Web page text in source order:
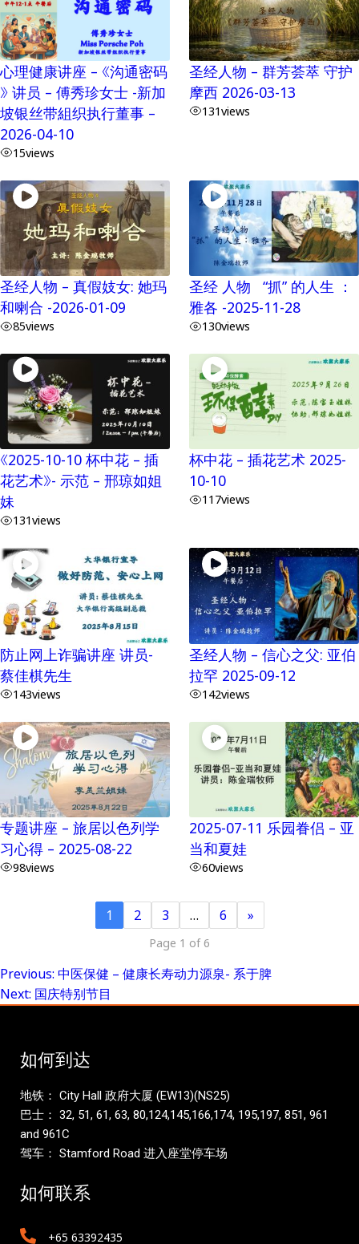
心理健康讲座 – 《沟通密码
》 讲员 – 傅秀珍女士 -新加
坡银丝带組织执行董事 –
2026-04-10
15views
圣经人物 – 群芳荟萃 守护
摩西 2026-03-13
131views
圣经人物 – 真假妓女: 她玛
和喇合 -2026-01-09
85views
圣经 人物 “抓” 的人生 ：
雅各 -2025-11-28
130views
《2025-10-10 杯中花 – 插
花艺术》- 示范 – 邢琼如姐
妹
131views
杯中花 – 插花艺术 2025-
10-10
117views
防止网上诈骗讲座 讲员-
蔡佳棋先生
143views
圣经人物 – 信心之父: 亚伯
拉罕 2025-09-12
142views
专题讲座 – 旅居以色列学
习心得 – 2025-08-22
98views
2025-07-11 乐园眷侣 – 亚
当和夏娃
60views
1 2 3 … 6 »
Page 1 of 6
Post
Previous: 中医保健 – 健康长寿动力源泉- 系于脾
Next: 国庆特别节目
如何到达
地铁： City Hall 政府大厦 (EW13)(NS25)
巴士： 32, 51, 61, 63, 80,124,145,166,174, 195,197, 851, 961
and 961C
驾车： Stamford Road 进入座堂停车场
如何联系
+65 63392435